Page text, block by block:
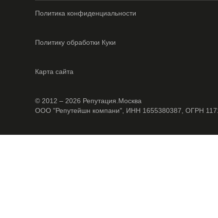
Политика конфиденциальности
Политику обработки Куки
Карта сайта
© 2012 – 2026 Репутация.Москва
ООО "Репутейшн компани", ИНН 1655380387, ОГРН